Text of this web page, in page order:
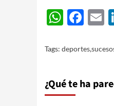
Tags: deportes,
¿Qué te ha